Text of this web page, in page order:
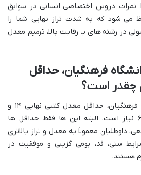
نمرات دروس اختصاصی انسانی در سوابق
می شود که به شدت تراز نهایی شما را
در رشته های با رقابت بالا، ترمیم معدل
فرهنگیان، حداقل
چقدر است؟
برای قبولی در دانشگاه فرهنگیان، حداقل معدل کتبی نهایی ۱۴ و
حداقل تراز کنکور ۶۵۰۰ نیاز است. البته این ها فقط حداقل ها
داوطلبان معمولاً به معدل و تراز بالاتری
سنی، قد، بومی گزینی و موفقیت در
هستند.